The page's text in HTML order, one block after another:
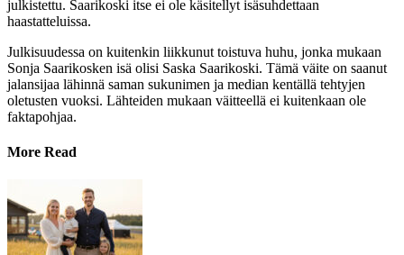
julkistettu. Saarikoski itse ei ole käsitellyt isäsuhdettaan
haastatteluissa.
Julkisuudessa on kuitenkin liikkunut toistuva huhu, jonka mukaan
Sonja Saarikosken isä olisi Saska Saarikoski. Tämä väite on saanut
jalansijaa lähinnä saman sukunimen ja median kentällä tehtyjen
oletusten vuoksi. Lähteiden mukaan väitteellä ei kuitenkaan ole
faktapohjaa.
More Read